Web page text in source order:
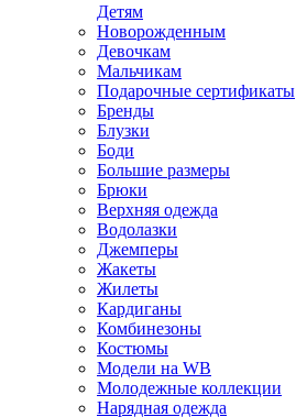
Детям
Новорожденным
Девочкам
Мальчикам
Подарочные сертификаты
Бренды
Блузки
Боди
Большие размеры
Брюки
Верхняя одежда
Водолазки
Джемперы
Жакеты
Жилеты
Кардиганы
Комбинезоны
Костюмы
Модели на WB
Молодежные коллекции
Нарядная одежда